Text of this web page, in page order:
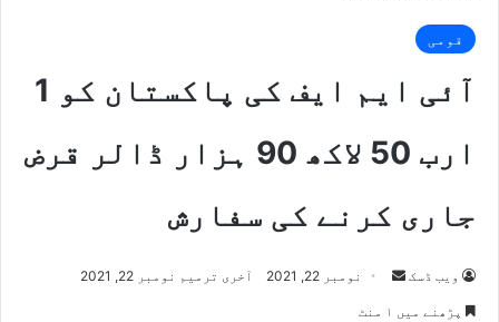
قومی
آئی ایم ایف کی پاکستان کو 1
ارب 50 لاکھ 90 ہزار ڈالر قرض
جاری کرنے کی سفارش
ویب ڈسک
Send
نومبر 22, 2021 آخری ترمیم نومبر 22, 2021
پڑھنے میں ۱ منٹ